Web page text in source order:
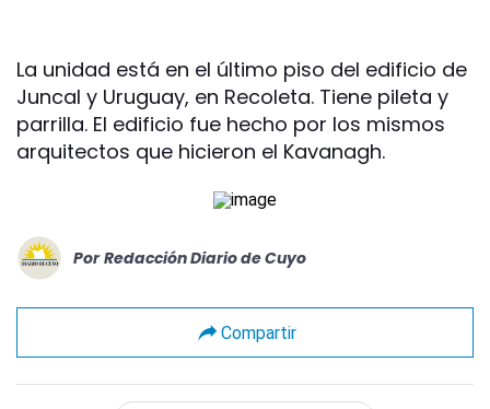
La unidad está en el último piso del edificio de
Juncal y Uruguay, en Recoleta. Tiene pileta y
parrilla. El edificio fue hecho por los mismos
arquitectos que hicieron el Kavanagh.
Por Redacción Diario de Cuyo
Compartir